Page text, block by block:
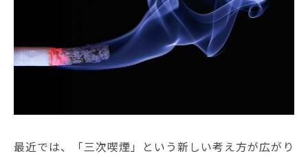
最近では、「三次喫煙」という新しい考え方が広がり